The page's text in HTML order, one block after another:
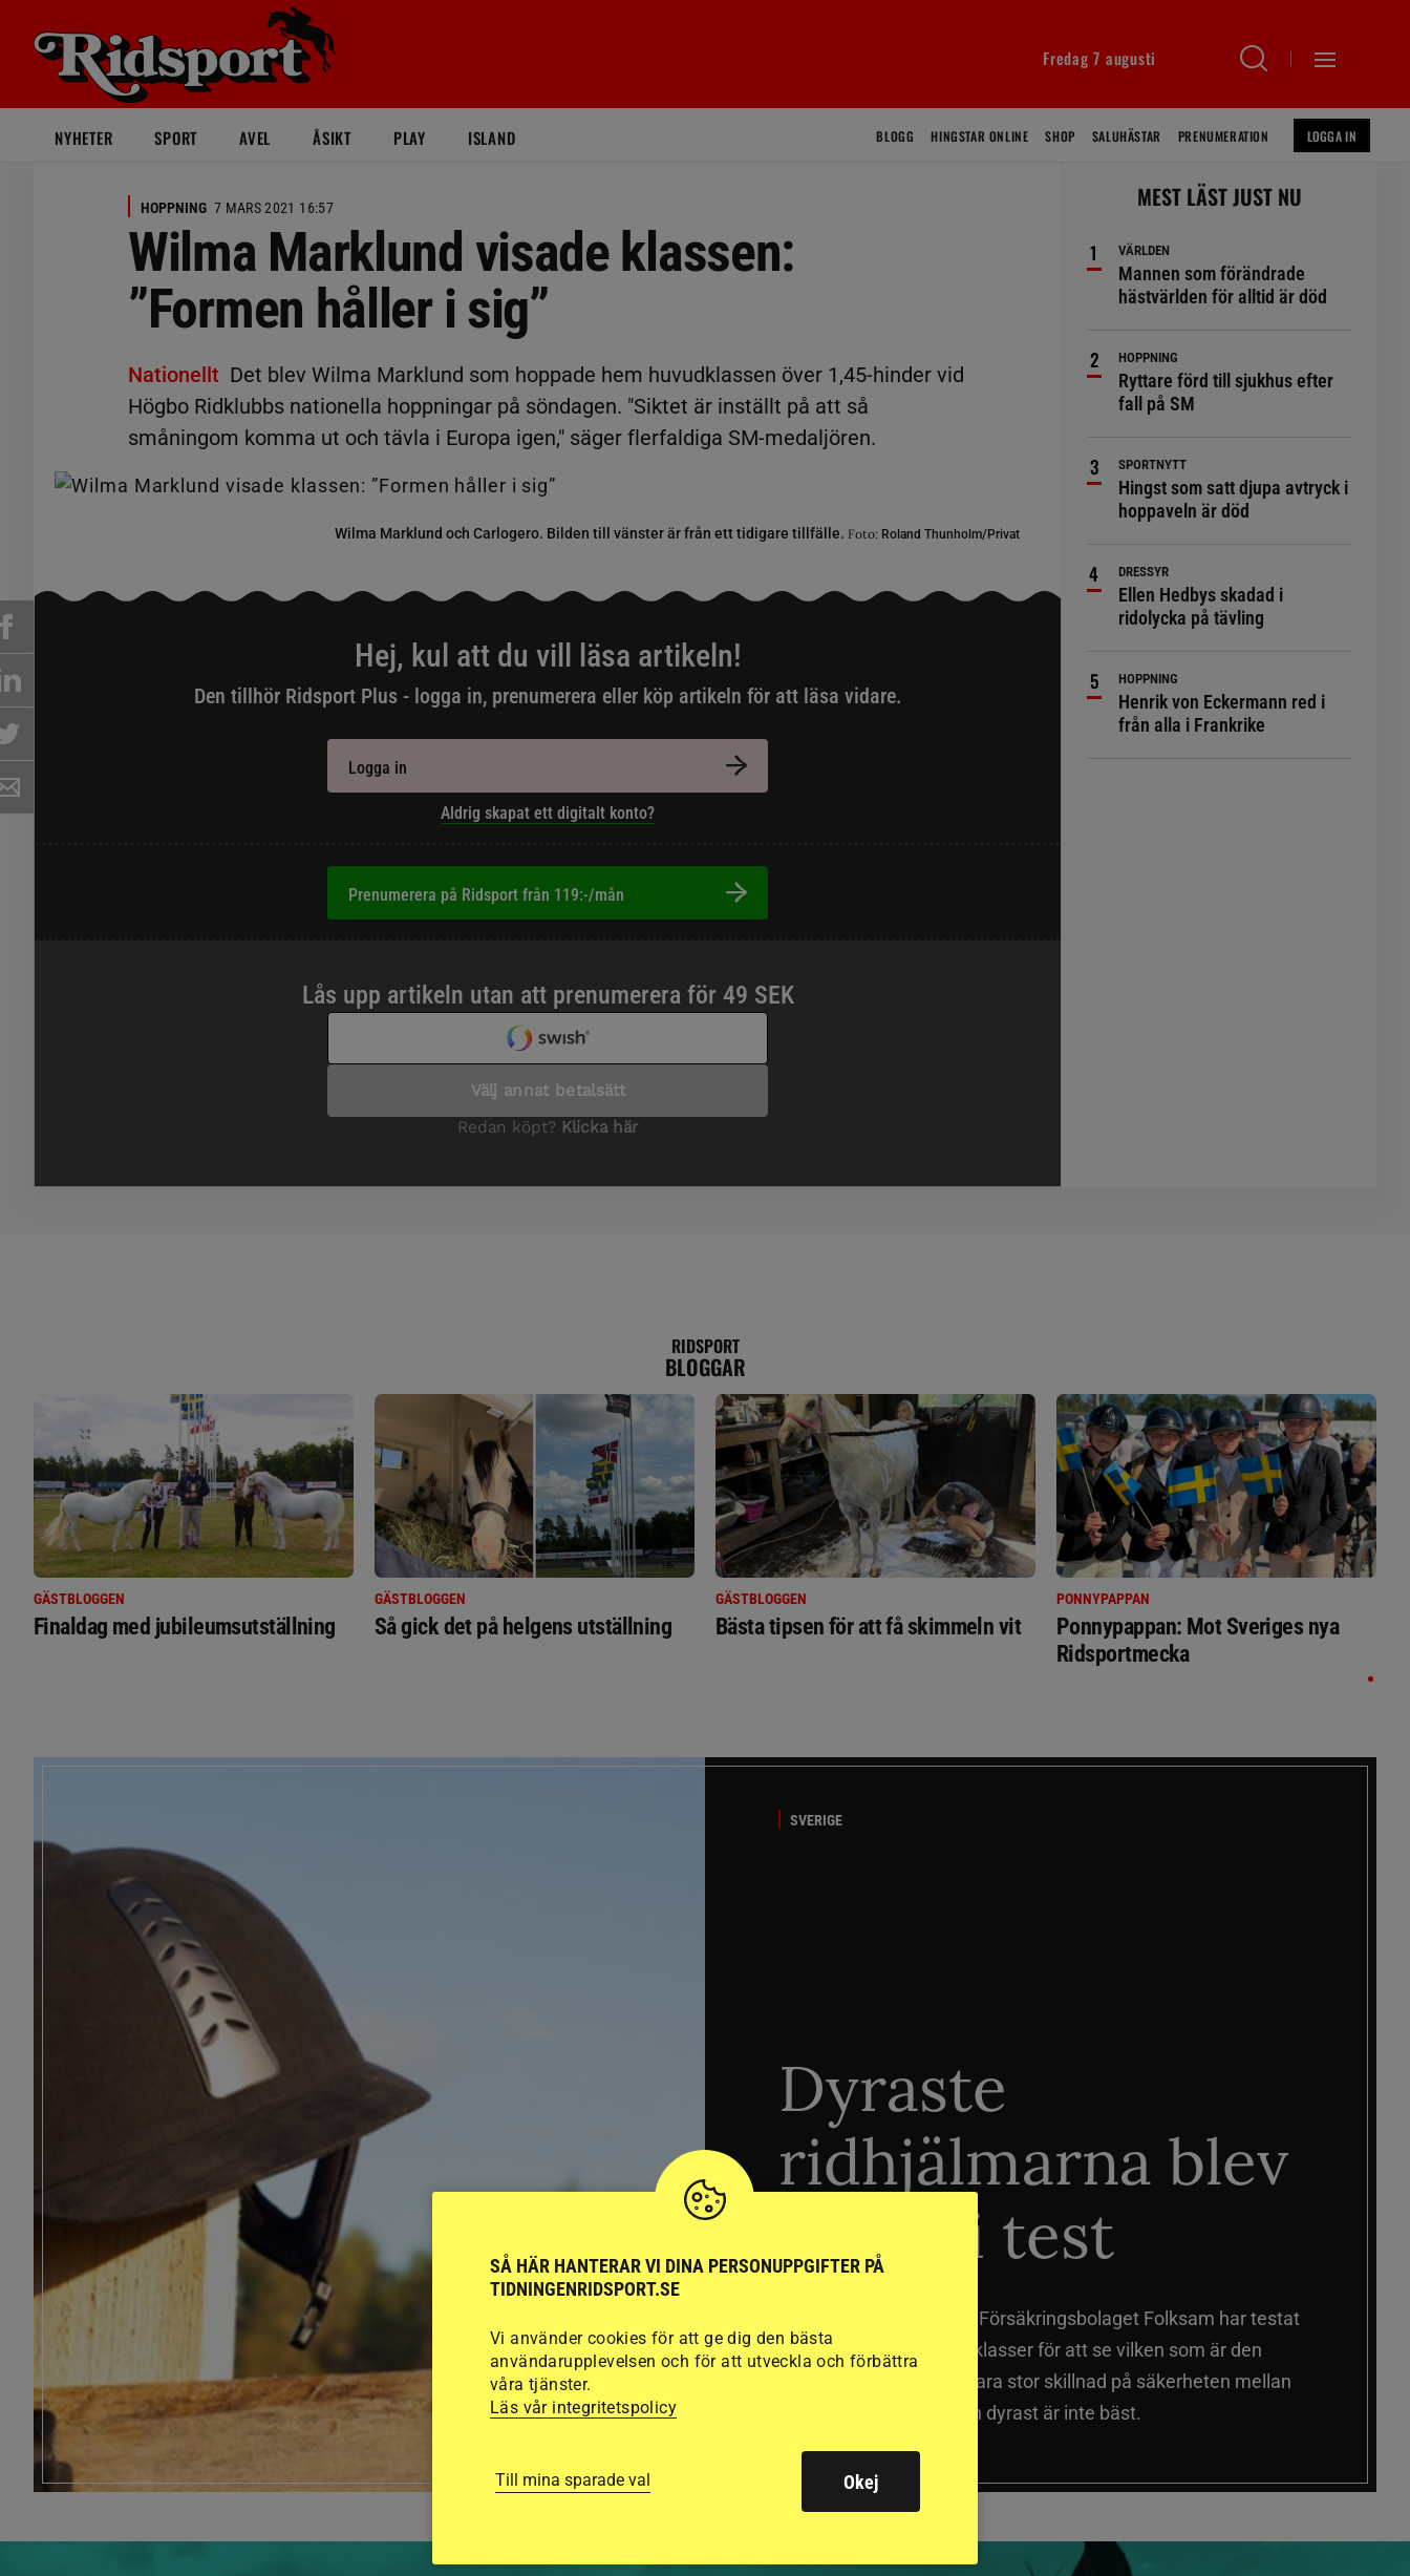
Fredag 7 augusti
NYHETER SPORT AVEL ÅSIKT PLAY ISLAND BLOGG HINGSTAR ONLINE SHOP SALUHÄSTAR PRENUMERATION LOGGA IN
HOPPNING 7 MARS 2021 16:57
Wilma Marklund visade klassen:
”Formen håller i sig”
Nationellt Det blev Wilma Marklund som hoppade hem huvudklassen över 1,45-hinder vid
Högbo Ridklubbs nationella hoppningar på söndagen. "Siktet är inställt på att så
småningom komma ut och tävla i Europa igen," säger flerfaldiga SM-medaljören.
Wilma Marklund och Carlogero. Bilden till vänster är från ett tidigare tillfälle. Foto: Roland Thunholm/Privat
Hej, kul att du vill läsa artikeln!
Den tillhör Ridsport Plus - logga in, prenumerera eller köp artikeln för att läsa vidare.
Logga in
Aldrig skapat ett digitalt konto?
Prenumerera på Ridsport från 119:-/mån
MEST LÄST JUST NU
VÄRLDEN
Mannen som förändrade
hästvärlden för alltid är död
HOPPNING
Ryttare förd till sjukhus efter
fall på SM
SPORTNYTT
Hingst som satt djupa avtryck i
hoppaveln är död
DRESSYR
Ellen Hedbys skadad i
ridolycka på tävling
HOPPNING
Henrik von Eckermann red i
från alla i Frankrike
RIDSPORT
BLOGGAR
GÄSTBLOGGEN
Finaldag med jubileumsutställning
GÄSTBLOGGEN
Så gick det på helgens utställning
GÄSTBLOGGEN
Bästa tipsen för att få skimmeln vit
PONNYPAPPAN
Ponnypappan: Mot Sveriges nya
Ridsportmecka
SVERIGE
Dyraste
ridhjälmarna blev
sämst i test
Försäkringsbolaget Folksam har testat
15 ridhjälmar i olika prisklasser för att se vilken som är den
säkraste. Det visar sig vara stor skillnad på säkerheten mellan
de olika hjälmarna – och dyrast är inte bäst.
SÅ HÄR HANTERAR VI DINA PERSONUPPGIFTER PÅ
TIDNINGENRIDSPORT.SE
Vi använder cookies för att ge dig den bästa
användarupplevelsen och för att utveckla och förbättra
våra tjänster.
Läs vår integritetspolicy
Till mina sparade val Okej